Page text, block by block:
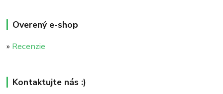
Overený e-shop
» Recenzie
Kontaktujte nás :)